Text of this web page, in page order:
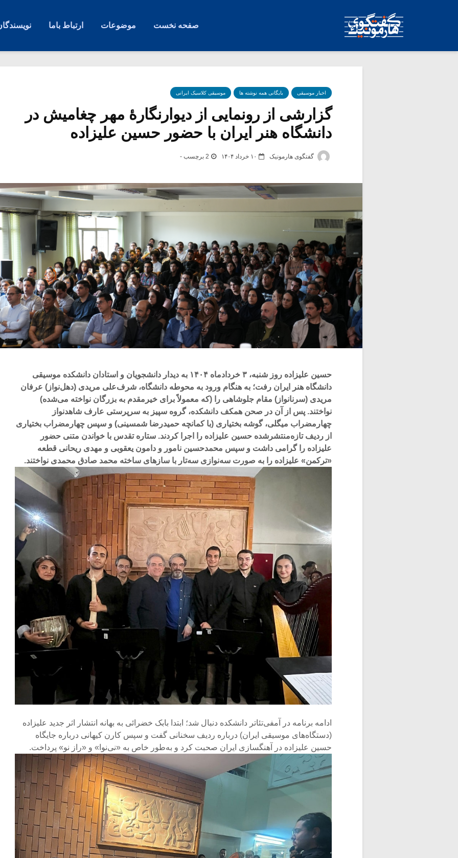
صفحه نخست موضوعات ارتباط باما
اخبار موسیقی بایگانی همه نوشته ها موسیقی کلاسیک ایرانی
گزارشی از رونمایی از دیوارنگارۀ مهر چغامیش در
دانشگاه هنر ایران با حضور حسین علیزاده
گفتگوی هارمونیک ۱۰ خرداد ۱۴۰۴ 2 برچسب -
حسین علیزاده روز شنبه، ۳ خردادماه ۱۴۰۴ به دیدار دانشجویان و استادان دانشکده موسیقی
دانشگاه هنر ایران رفت؛ به هنگام ورود به محوطه دانشگاه، شرف‌علی‌ مریدی (دهل‌نواز) عرفان
مریدی (سرنانواز) مقام جلوشاهی را (که معمولاً برای خیرمقدم به بزرگان نواخته می‌شده)
نواختند. پس از آن در صحن همکف دانشکده، گروه سپیز به سرپرستی عارف شاهدنواز
چهارمضراب میگلی، گوشه بختیاری (با کمانچه حمیدرضا شمسینی) و سپس چهارمضراب بختیاری
از ردیف تازه‌منتشرشده حسین علیزاده را اجرا کردند. ستاره تقدس با خواندن متنی حضور
علیزاده را گرامی داشت و سپس محمدحسین نامور و دامون یعقوبی و مهدی ریحانی قطعه
«ترکمن» علیزاده را به صورت سه‌نوازی سه‌تار با سازهای ساخته محمد صادق محمدی نواختند.
ادامه برنامه در آمفی‌تئاتر دانشکده دنبال شد؛ ابتدا بابک خضرائی به بهانه انتشار اثر جدید علیزاده
(دستگاه‌های موسیقی ایران) درباره ردیف سخنانی گفت و سپس کارن کیهانی درباره جایگاه
حسین علیزاده در آهنگسازی ایران صحبت کرد و به‌طور خاص به «نی‌نوا» و «راز نو» پرداخت.